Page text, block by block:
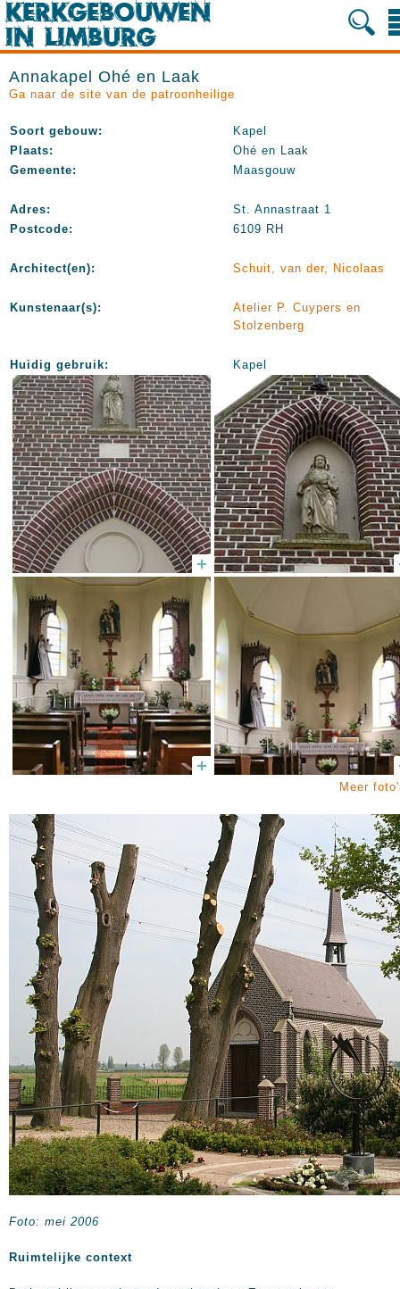
Annakapel Ohé en Laak
Ga naar de site van de patroonheilige
Soort gebouw:
Kapel
Plaats:
Ohé en Laak
Gemeente:
Maasgouw
Adres:
St. Annastraat 1
Postcode:
6109 RH
Architect(en): Schuit, van der, Nicolaas
Kunstenaar(s):
Atelier P. Cuypers en
Stolzenberg
Huidig gebruik: Kapel
Meer
Foto: mei 2006
Ruimtelijke context